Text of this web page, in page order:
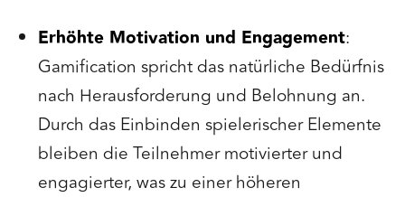
Erhöhte Motivation und Engagement:
Gamification spricht das natürliche Bedürfnis
nach Herausforderung und Belohnung an.
Durch das Einbinden spielerischer Elemente
bleiben die Teilnehmer motivierter und
engagierter, was zu einer höheren